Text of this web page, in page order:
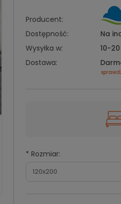
Producent:
Dostępność:
Na
Wysyłka w:
10-
Dostawa:
* Rozmiar: